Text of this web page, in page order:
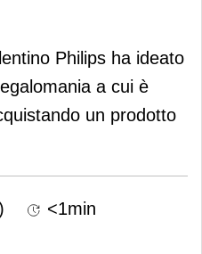
Philips ha ideato
a cui è
un prodotto
<1min